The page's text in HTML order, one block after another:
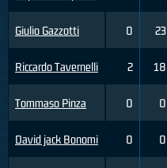
Giulio Gazzotti
Riccardo Tavernelli
Tommaso Pinza
David jack Bonomi
0 23
2 18
0 0
0 0